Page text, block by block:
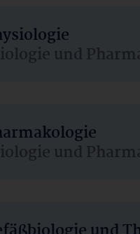
und
und